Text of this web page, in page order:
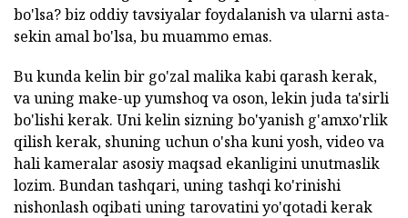
bo'lsa? biz oddiy tavsiyalar foydalanish va ularni asta-
sekin amal bo'lsa, bu muammo emas.
Bu kunda kelin bir go'zal malika kabi qarash kerak,
va uning make-up yumshoq va oson, lekin juda ta'sirli
bo'lishi kerak. Uni kelin sizning bo'yanish g'amxo'rlik
qilish kerak, shuning uchun o'sha kuni yosh, video va
hali kameralar asosiy maqsad ekanligini unutmaslik
lozim. Bundan tashqari, uning tashqi ko'rinishi
nishonlash oqibati uning tarovatini yo'qotadi kerak